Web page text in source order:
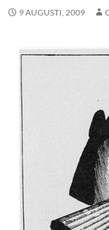
9 AUGUSTI, 2009